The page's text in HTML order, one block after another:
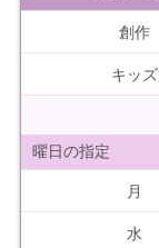
創作
キッズ
曜日の指定
月
水